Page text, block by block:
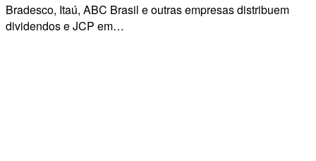
Bradesco, Itaú, ABC Brasil e outras empresas distribuem
dividendos e JCP em…